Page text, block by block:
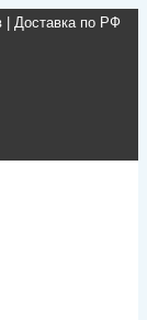
| Доставка по РФ